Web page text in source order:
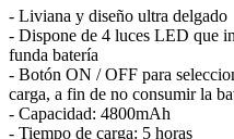
- Liviana y diseño ultra delgado
- Dispone de 4 luces LED que
funda batería
- Botón ON / OFF para
carga, a fin de no consumir la
- Capacidad: 4800mAh
- Tiempo de carga: 5 horas